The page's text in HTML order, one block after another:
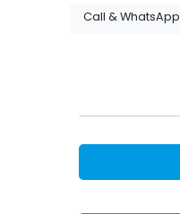
Call & WhatsApp